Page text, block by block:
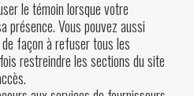
le témoin lorsque votre
Vous pouvez aussi
façon à refuser tous les
restreindre les sections du site